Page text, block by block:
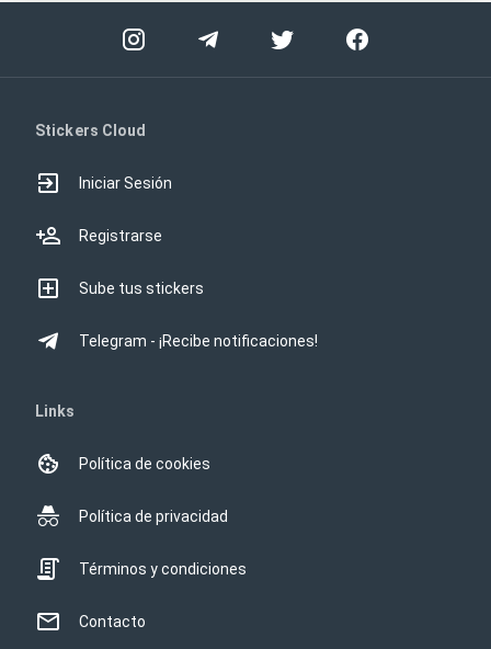
Stickers Cloud
Iniciar Sesión
Registrarse
Sube tus stickers
Telegram - ¡Recibe notificaciones!
Links
Política de cookies
Política de privacidad
Términos y condiciones
Contacto